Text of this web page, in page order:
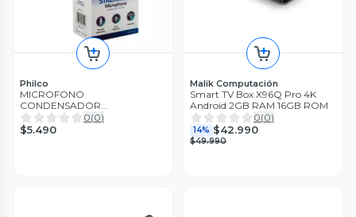
Philco
MICROFONO
CONDENSADOR
GAMER/STREAMER
C/TRIPODE Open box
0(0)
$5.490
Malik Computación
Smart TV Box X96Q Pro 4K
Android 2GB RAM 16GB ROM
0(0)
14% $42.990
$49.990